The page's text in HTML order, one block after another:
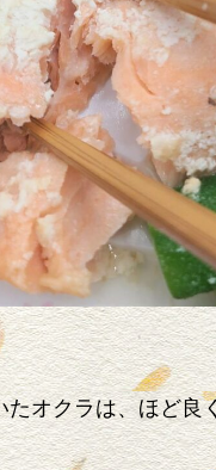
たオクラは、ほど良